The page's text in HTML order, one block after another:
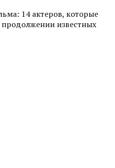
14 актеров, которые
известных